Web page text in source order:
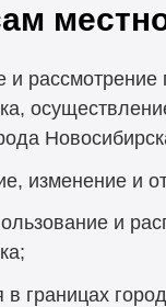
и
изменение и
и
в границах